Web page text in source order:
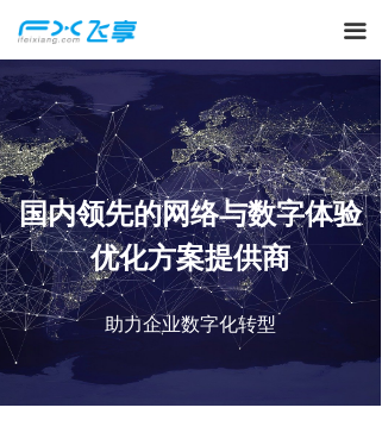
끀
助力企业数字化转型
国内领先的网络与数字体验
优化方案提供商